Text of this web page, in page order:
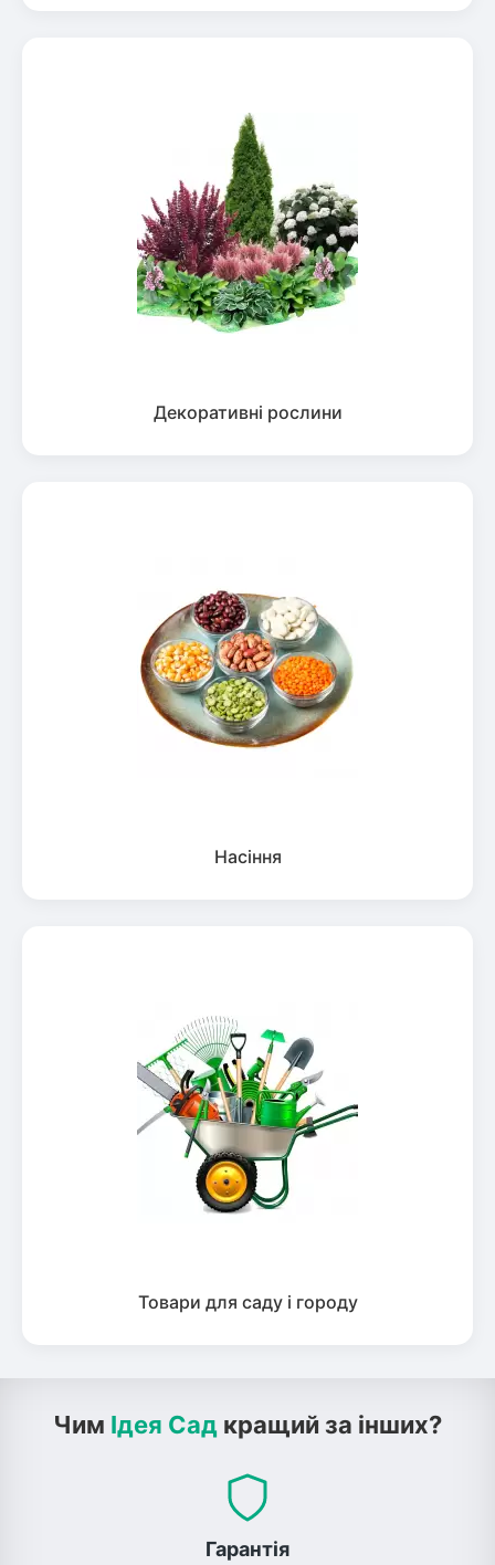
Декоративні рослини
Насіння
Товари для саду і городу
Чим Ідея Сад кращий за інших?
Гарантія